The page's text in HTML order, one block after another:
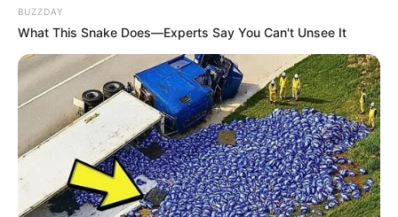
BUZZDAY
What This Snake Does—Experts Say You Can't Unsee It